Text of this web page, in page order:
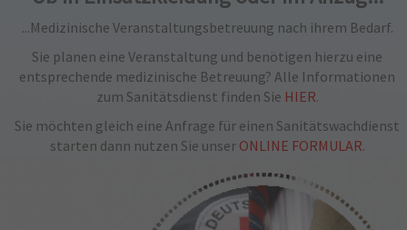
...Medizinische Veranstaltungsbetreuung nach ihrem Bedarf.
Sie planen eine Veranstaltung und benötigen hierzu eine
entsprechende medizinische Betreuung? Alle Informationen
zum Sanitätsdienst finden Sie HIER.
Sie möchten gleich eine Anfrage für einen Sanitätswachdienst
starten dann nutzen Sie unser ONLINE FORMULAR.